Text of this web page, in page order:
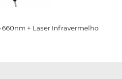
+ Laser Infravermelho